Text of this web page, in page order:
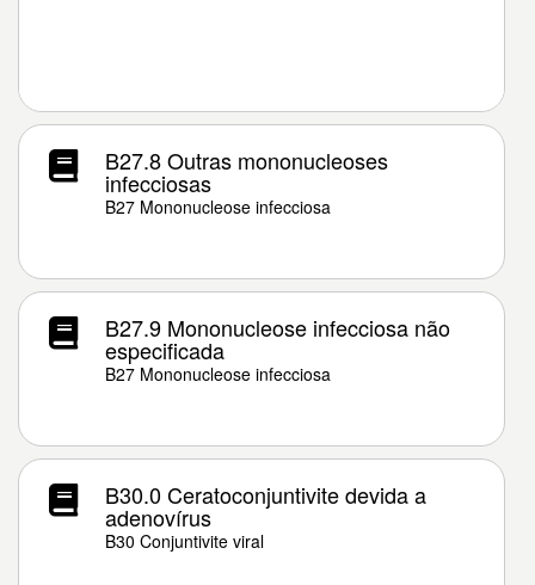
B27.8 Outras mononucleoses
infecciosas
B27 Mononucleose infecciosa
B27.9 Mononucleose infecciosa não
especificada
B27 Mononucleose infecciosa
B30.0 Ceratoconjuntivite devida a
adenovírus
B30 Conjuntivite viral